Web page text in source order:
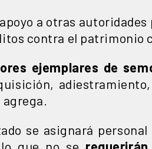
a otras autoridades
contra el patrimonio
ejemplares de
se asignará
que no se